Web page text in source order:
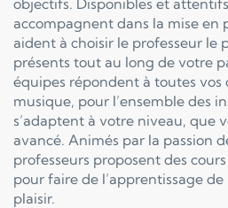
accompagnent dans la mise en
aident à choisir le professeur le
présents tout au long de votre
équipes répondent à toutes vos
musique, pour l’ensemble des
s’adaptent à votre niveau, que
avancé. Animés par la passion
professeurs proposent des
pour faire de l’apprentissage
plaisir.